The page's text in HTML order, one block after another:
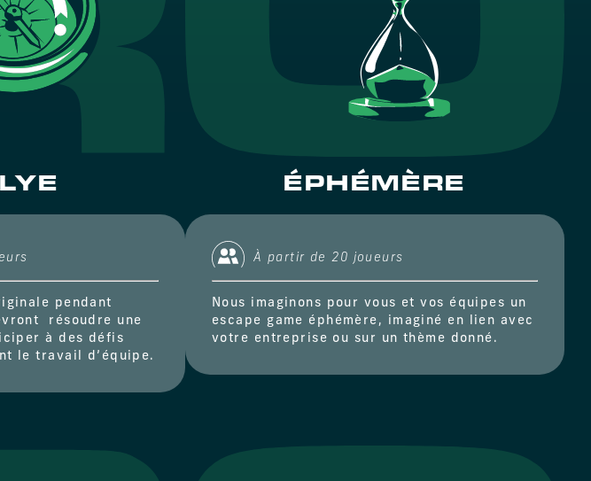
pendant
résoudre une
à des défis
le travail d’équipe.
ÉPHÉMÈRE
À partir de 20 joueurs
Nous imaginons pour vous et vos équipes un
escape game éphémère, imaginé en lien avec
votre entreprise ou sur un thème donné.